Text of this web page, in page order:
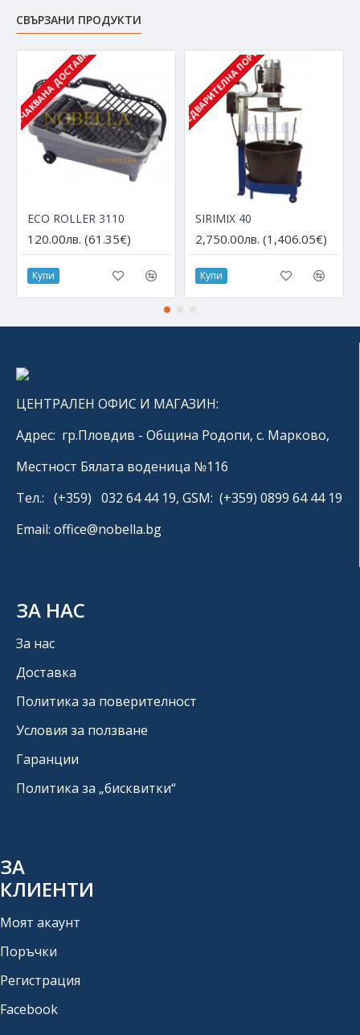
СВЪРЗАНИ ПРОДУКТИ
ОЧАКВАНА ДОСТАВКА
ECO ROLLER 3110
120.00лв. (61.35€)
Купи
С ПРЕДВАРИТЕЛНА ПОРЪЧКА
SIRIMIX 40
2,750.00лв. (1,406.05€)
Купи
ЦЕНТРАЛЕН ОФИС И МАГАЗИН:
Адрес: гр.Пловдив - Община Родопи, с. Марково,
Местност Бялата воденица №116
Тел.: (+359) 032 64 44 19, GSM: (+359) 0899 64 44 19
Email: office@nobella.bg
ЗА НАС
За нас
Доставка
Политика за поверителност
Условия за ползване
Гаранции
Политика за „бисквитки“
ЗА
КЛИЕНТИ
Моят акаунт
Поръчки
Регистрация
Facebook